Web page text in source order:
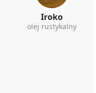
Iroko
olej rustykalny